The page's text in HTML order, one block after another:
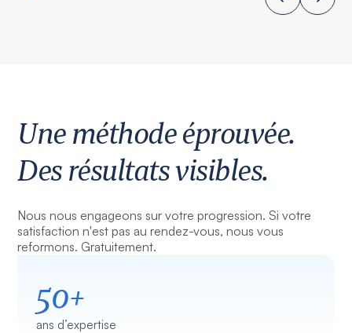
Une méthode éprouvée.
Des résultats visibles.
Nous nous engageons sur votre progression. Si votre
satisfaction n'est pas au rendez-vous, nous vous
reformons. Gratuitement.
50+
ans d’expertise